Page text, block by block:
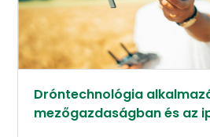
Dróntechnológia
mezőgazdaságban és az